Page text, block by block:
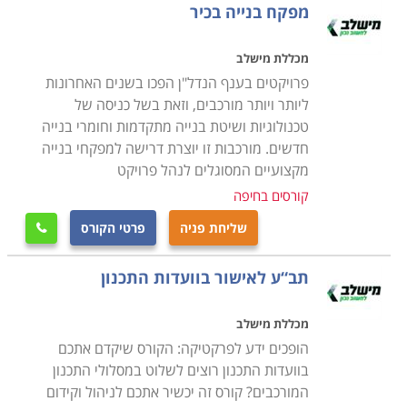
מפקח בנייה בכיר
מכללת מישלב
פרויקטים בענף הנדל"ן הפכו בשנים האחרונות
ליותר ויותר מורכבים, וזאת בשל כניסה של
טכנולוגיות ושיטת בנייה מתקדמות וחומרי בנייה
חדשים. מורכבות זו יוצרת דרישה למפקחי בנייה
מקצועיים המסוגלים לנהל פרויקט
קורסים בחיפה
שליחת פניה פרטי הקורס 
תב“ע לאישור בוועדות התכנון
מכללת מישלב
הופכים ידע לפרקטיקה: הקורס שיקדם אתכם
בוועדות התכנון רוצים לשלוט במסלולי התכנון
המורכבים? קורס זה יכשיר אתכם לניהול וקידום